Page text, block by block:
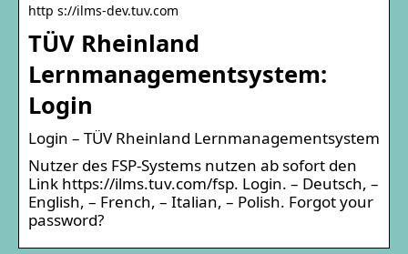
http s://ilms-dev.tuv.com
TÜV Rheinland
Lernmanagementsystem:
Login
Login – TÜV Rheinland Lernmanagementsystem
Nutzer des FSP-Systems nutzen ab sofort den
Link https://ilms.tuv.com/fsp. Login. – Deutsch, –
English, – French, – Italian, – Polish. Forgot your
password?